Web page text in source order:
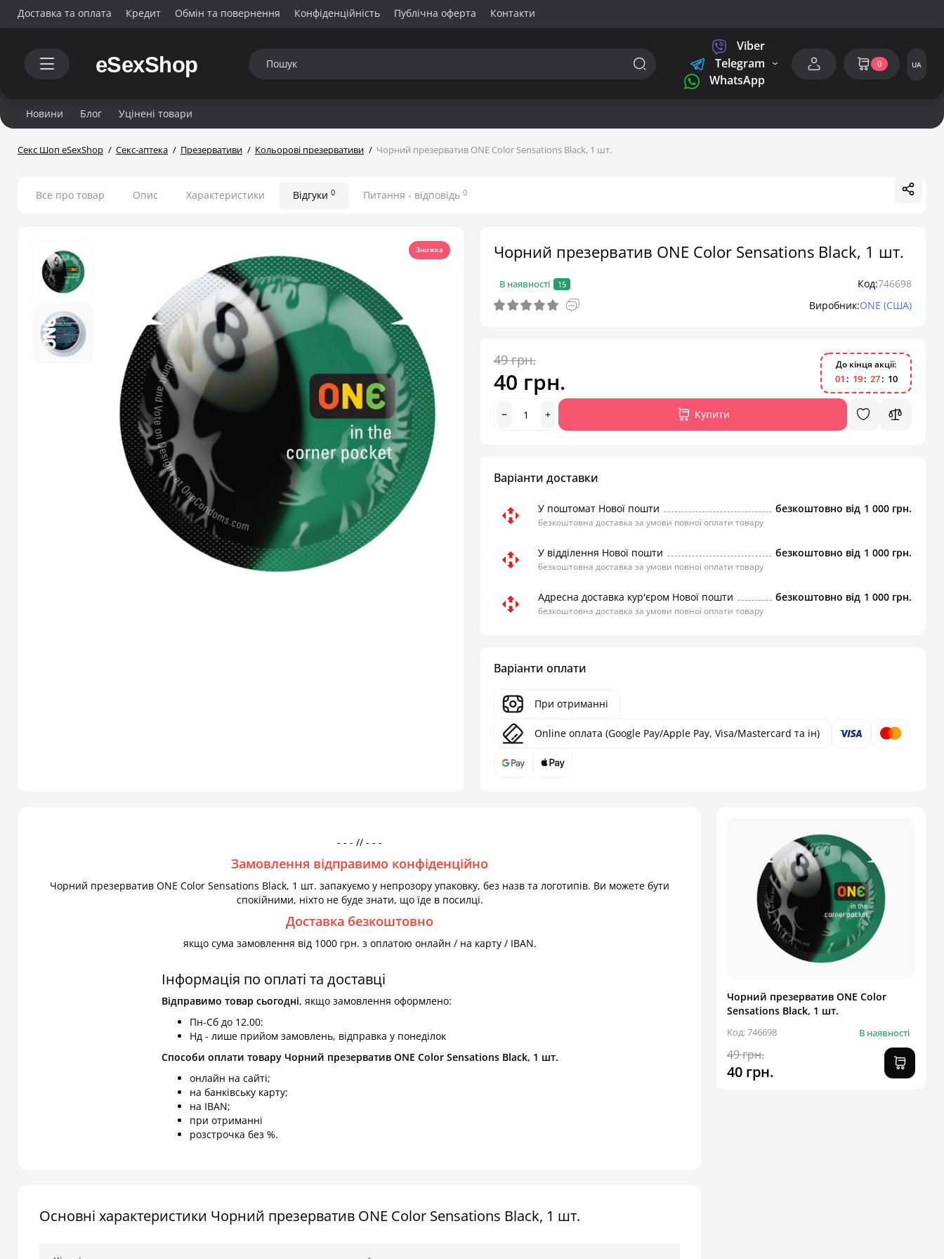
Доставка та оплата Кредит Обмін та повернення Конфіденційність Публічна оферта Контакти
Viber
Telegram
WhatsApp
0 UA
Новини Блог Уцінені товари
Секс Шоп eSexShop Секс-аптека Презервативи Кольорові презервативи Чорний презерватив ONE Color Sensations Black, 1 шт.
Все про товар Опис Характеристики Відгуки 0 Питання - відповідь 0
Знижка Чорний презерватив ONE Color Sensations Black, 1 шт.
В наявності 15 Код:746698
Виробник:ONE (США)
49 грн.
40 грн.
До кінця акції:
01 19 27 10
Купити
Варіанти доставки
У поштомат Нової пошти
безкоштовна доставка за умови повної оплати товару
безкоштовно від 1 000 грн.
У відділення Нової пошти
безкоштовна доставка за умови повної оплати товару
безкоштовно від 1 000 грн.
Адресна доставка кур'єром Нової пошти
безкоштовна доставка за умови повної оплати товару
безкоштовно від 1 000 грн.
Варіанти оплати
При отриманні
Online оплата (Google Pay/Apple Pay, Visa/Mastercard та ін)
- - - // - - -
Замовлення відправимо конфіденційно
Чорний презерватив ONE Color Sensations Black, 1 шт. запакуємо у непрозору упаковку, без назв та логотипів. Ви можете бути
спокійними, ніхто не буде знати, що їде в посилці.
Доставка безкоштовно
якщо сума замовлення від 1000 грн. з оплатою онлайн / на карту / IBAN.
Інформація по оплаті та доставці
Відправимо товар сьогодні, якщо замовлення оформлено:
Пн-Сб до 12.00:
Нд - лише прийом замовлень, відправка у понеділок
Способи оплати товару Чорний презерватив ONE Color Sensations Black, 1 шт.
онлайн на сайті;
на банківську карту;
на IBAN;
при отриманні
розстрочка без %.
Основні характеристики Чорний презерватив ONE Color Sensations Black, 1 шт.
Чорний презерватив ONE Color
Sensations Black, 1 шт.
Код: 746698 В наявності
49 грн.
40 грн.